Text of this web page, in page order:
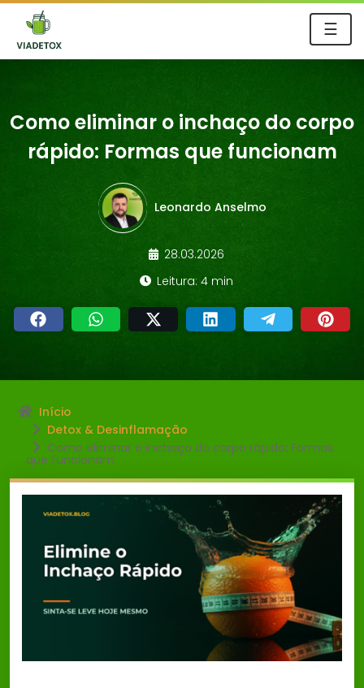
☰
Como eliminar o inchaço do corpo
rápido: Formas que funcionam
Leonardo Anselmo
28.03.2026
Leitura: 4 min
Início
Detox & Desinflamação
Como eliminar o inchaço do corpo rápido: Formas
que funcionam